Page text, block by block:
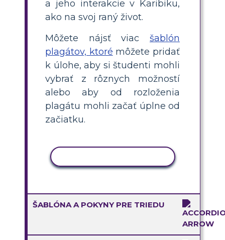
a jeho interakcie v Karibiku,
ako na svoj raný život.
Môžete nájsť viac šablón
plagátov, ktoré môžete pridať
k úlohe, aby si študenti mohli
vybrať z rôznych možností
alebo aby od rozloženia
plagátu mohli začať úplne od
začiatku.
ŠABLÓNA A POKYNY PRE TRIEDU